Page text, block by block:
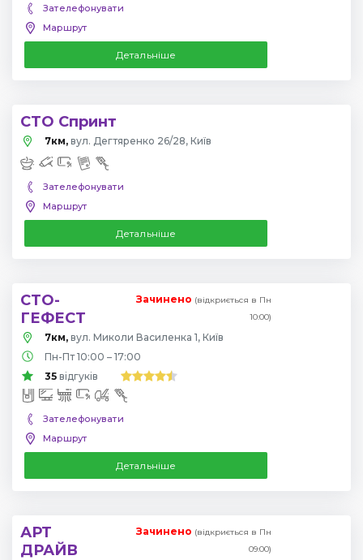
Зателефонувати
Маршрут
Детальніше
СТО Спринт
7км, вул. Дегтяренко 26/28, Київ
Зателефонувати
Маршрут
Детальніше
СТО-
ГЕФЕСТ
Зачинено (відкриється в Пн
10:00)
7км, вул. Миколи Василенка 1, Київ
Пн-Пт 10:00 – 17:00
35 відгуків
Зателефонувати
Маршрут
Детальніше
АРТ
ДРАЙВ
Зачинено (відкриється в Пн
09:00)